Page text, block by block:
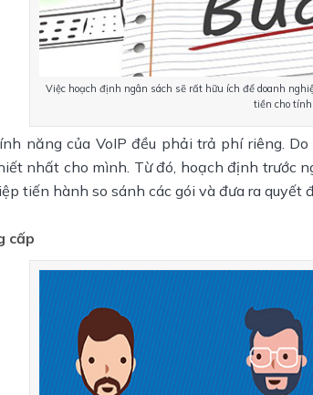
Việc hoạch định ngân sách sẽ rất hữu ích để doanh
tiền cho
năng của VoIP đều phải trả phí riêng.
nhất cho mình. Từ đó, hoạch định trước
tiến hành so sánh các gói và đưa ra
cấp